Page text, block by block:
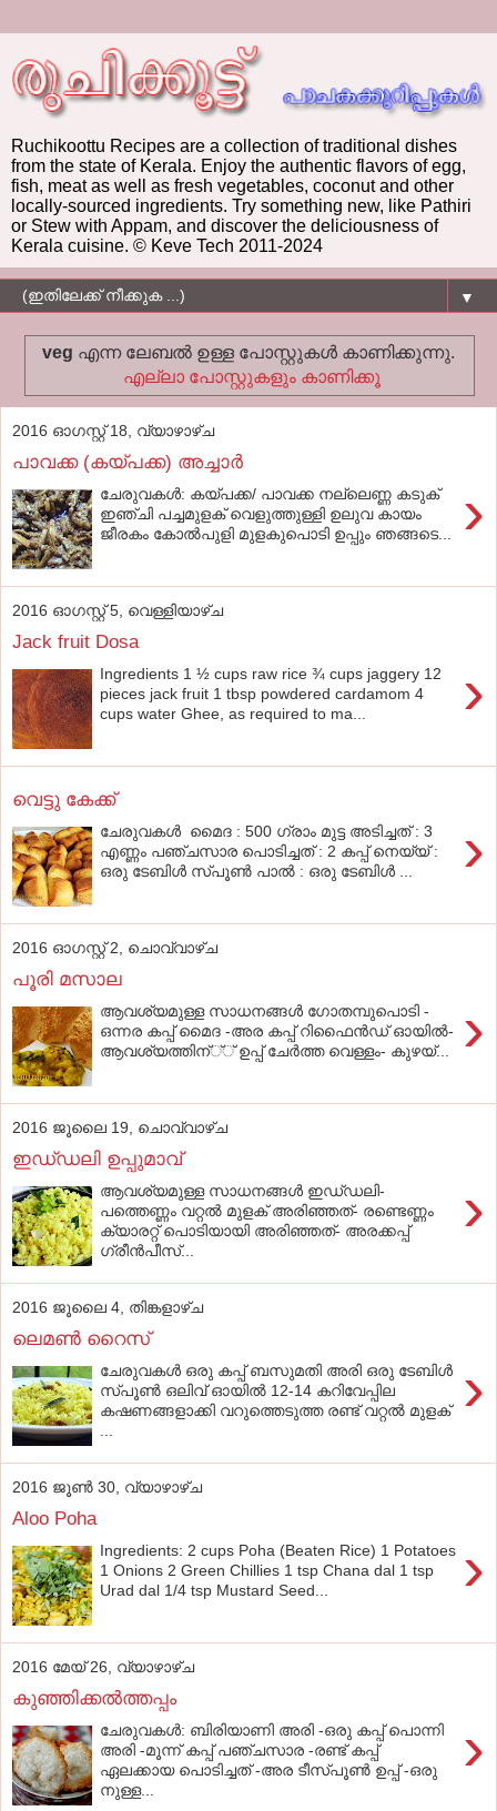
Ruchikoottu Recipes are a collection of traditional dishes
from the state of Kerala. Enjoy the authentic flavors of egg,
fish, meat as well as fresh vegetables, coconut and other
locally-sourced ingredients. Try something new, like Pathiri
or Stew with Appam, and discover the deliciousness of
Kerala cuisine. © Keve Tech 2011-2024
▼
veg എന്ന ലേബല്‍ ഉള്ള പോസ്റ്റുകള്‍ കാണിക്കുന്നു.
എല്ലാ പോസ്റ്റുകളും കാണിക്കൂ
2016 ഓഗസ്റ്റ് 18, വ്യാഴാഴ്‌ച
പാവക്ക (കയ്പക്ക) അച്ചാർ
›
ചേരുവകൾ: കയ്പക്ക/ പാവക്ക നല്ലെണ്ണ കടുക്
ഇഞ്ചി പച്ചമുളക് വെളുത്തുള്ളി ഉലുവ കായം
ജീരകം കോല്‍പുളി മുളകുപൊടി ഉപ്പും ഞങ്ങടെ...
2016 ഓഗസ്റ്റ് 5, വെള്ളിയാഴ്‌ച
Jack fruit Dosa
›
Ingredients 1 ½ cups raw rice ¾ cups jaggery 12
pieces jack fruit 1 tbsp powdered cardamom 4
cups water Ghee, as required to ma...
വെട്ടു കേക്ക്
›
ചേരുവകള്‍ മൈദ : 500 ഗ്രാം മുട്ട അടിച്ചത് : 3
എണ്ണം പഞ്ചസാര പൊടിച്ചത് : 2 കപ്പ് നെയ്യ് :
ഒരു ടേബിള്‍ സ്പൂണ്‍ പാല്‍ : ഒരു ടേബിള്‍ ...
2016 ഓഗസ്റ്റ് 2, ചൊവ്വാഴ്ച
പൂരി മസാല
›
ആവശ്യമുള്ള സാധനങ്ങള്‍ ഗോതമ്പുപൊടി -
ഒന്നര കപ്പ്‌ മൈദ -അര കപ്പ്‌ റിഫൈന്‍ഡ്‌ ഓയില്‍-
ആവശ്യത്തിന്‌്് ഉപ്പ്‌ ചേര്‍ത്ത വെള്ളം- കുഴയ്...
2016 ജൂലൈ 19, ചൊവ്വാഴ്ച
ഇഡ്‌ഡലി ഉപ്പുമാവ്‌
›
ആവശ്യമുള്ള സാധനങ്ങള്‍ ഇഡ്‌ഡലി-
പത്തെണ്ണം വറ്റല്‍ മുളക്‌ അരിഞ്ഞത്‌- രണ്ടെണ്ണം
ക്യാരറ്റ്‌ പൊടിയായി അരിഞ്ഞത്‌- അരക്കപ്പ്‌
ഗ്രീന്‍പീസ്...
2016 ജൂലൈ 4, തിങ്കളാഴ്‌ച
ലെമണ്‍ റൈസ്
›
ചേരുവകള്‍ ഒരു കപ്പ് ബസുമതി അരി ഒരു ടേബിള്‍
സ്പൂണ്‍ ഒലിവ് ഓയില്‍ 12-14 കറിവേപ്പില
കഷണങ്ങളാക്കി വറുത്തെടുത്ത രണ്ട് വറ്റല്‍ മുളക്
2016 ജൂൺ 30, വ്യാഴാഴ്‌ച
Aloo Poha
›
Ingredients: 2 cups Poha (Beaten Rice) 1 Potatoes
1 Onions 2 Green Chillies 1 tsp Chana dal 1 tsp
Urad dal 1/4 tsp Mustard Seed...
2016 മേയ് 26, വ്യാഴാഴ്‌ച
കുഞ്ഞിക്കല്‍ത്തപ്പം
›
ചേരുവകള്‍: ബിരിയാണി അരി -ഒരു കപ്പ് പൊന്നി
അരി -മൂന്ന് കപ്പ് പഞ്ചസാര -രണ്ട് കപ്പ്
ഏലക്കായ പൊടിച്ചത് -അര ടീസ്പൂണ്‍ ഉപ്പ് -ഒരു
നുള്ള...